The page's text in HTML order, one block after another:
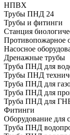
НПВХ
Трубы ПНД 24
Трубы и фитинги
Cтанция
Противопожарное
Насосное
Дренажные трубы
Труба ПНД для
Трубы ПНД
Труба ПНД для
Труба ПНД для
Труба ПНД для
Фитинги
Оборудование для
Труба ПНД